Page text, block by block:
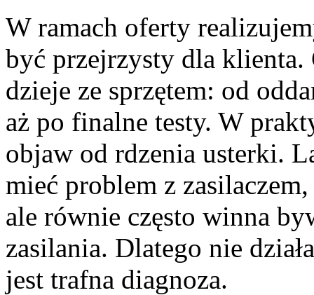
W ramach oferty
być przejrzysty dla klienta.
dzieje ze sprzętem: od
aż po finalne testy. W
objaw od rdzenia usterki.
mieć problem z
ale równie często winna
zasilania. Dlatego nie
jest trafna diagnoza.